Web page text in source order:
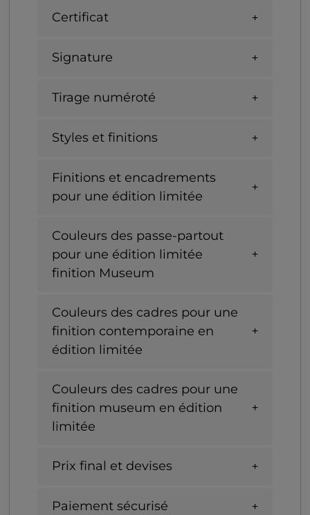
Certificat
Signature
Tirage numéroté
Styles et finitions
Finitions et encadrements
pour une édition limitée
Couleurs des passe-partout
pour une édition limitée
finition Museum
Couleurs des cadres pour une
finition contemporaine en
édition limitée
Couleurs des cadres pour une
finition museum en édition
limitée
Prix final et devises
Paiement sécurisé